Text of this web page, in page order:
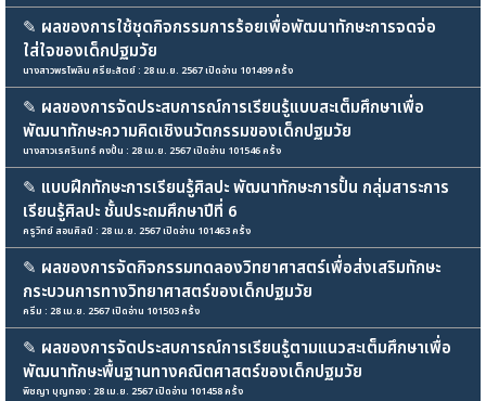
✎ ผลของการใช้ชุดกิจกรรมการร้อยเพื่อพัฒนาทักษะการจดจ่อ
ใส่ใจของเด็กปฐมวัย
นางสาวพรไพลิน ศรียะสัตย์ : 28 เม.ย. 2567 เปิดอ่าน 101499 ครั้ง
✎ ผลของการจัดประสบการณ์การเรียนรู้แบบสะเต็มศึกษาเพื่อ
พัฒนาทักษะความคิดเชิงนวัตกรรมของเด็กปฐมวัย
นางสาวเรศรินทร์ คงปั้น : 28 เม.ย. 2567 เปิดอ่าน 101546 ครั้ง
✎ แบบฝึกทักษะการเรียนรู้ศิลปะ พัฒนาทักษะการปั้น กลุ่มสาระการ
เรียนรู้ศิลปะ ชั้นประถมศึกษาปีที่ 6
ครู​วิทย์ สอนศิลป์ : 28 เม.ย. 2567 เปิดอ่าน 101463 ครั้ง
✎ ผลของการจัดกิจกรรมทดลองวิทยาศาสตร์เพื่อส่งเสริมทักษะ
กระบวนการทางวิทยาศาสตร์ของเด็กปฐมวัย
ครีม : 28 เม.ย. 2567 เปิดอ่าน 101503 ครั้ง
✎ ผลของการจัดประสบการณ์การเรียนรู้ตามแนวสะเต็มศึกษาเพื่อ
พัฒนาทักษะพื้นฐานทางคณิตศาสตร์ของเด็กปฐมวัย
พิชญา บุญทอง : 28 เม.ย. 2567 เปิดอ่าน 101458 ครั้ง